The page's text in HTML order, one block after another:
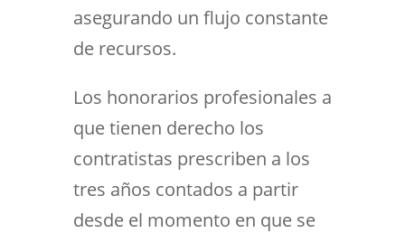
asegurando un flujo constante
de recursos.
Los honorarios profesionales a
que tienen derecho los
contratistas prescriben a los
tres años contados a partir
desde el momento en que se